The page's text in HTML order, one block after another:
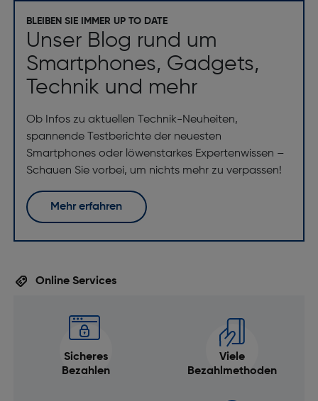
BLEIBEN SIE IMMER UP TO DATE
Unser Blog rund um
Smartphones, Gadgets,
Technik und mehr
Ob Infos zu aktuellen Technik-Neuheiten,
spannende Testberichte der neuesten
Smartphones oder löwenstarkes Expertenwissen –
Schauen Sie vorbei, um nichts mehr zu verpassen!
Mehr erfahren
Online Services
Sicheres
Bezahlen
Viele
Bezahlmethoden